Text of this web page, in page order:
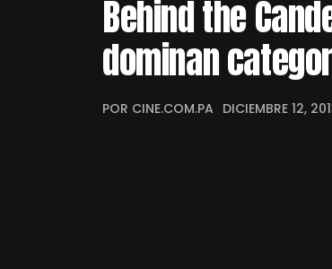
Behind the
dominan
POR CINE.COM.PA DICIEMBRE 12,